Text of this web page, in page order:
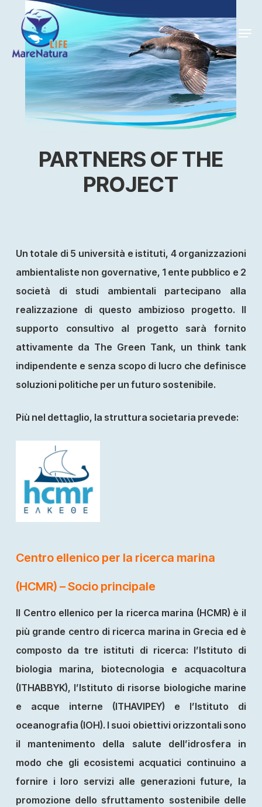
main
PARTNERS OF THE
PROJECT
Un totale di 5 università e istituti, 4 organizzazioni
ambientaliste non governative, 1 ente pubblico e 2
società di studi ambientali partecipano alla
realizzazione di questo ambizioso progetto. Il
supporto consultivo al progetto sarà fornito
attivamente da The Green Tank, un think tank
indipendente e senza scopo di lucro che definisce
soluzioni politiche per un futuro sostenibile.
Più nel dettaglio, la struttura societaria prevede:
Centro ellenico per la ricerca marina
(HCMR) – Socio principale
Il Centro ellenico per la ricerca marina (HCMR) è il
più grande centro di ricerca marina in Grecia ed è
composto da tre istituti di ricerca: l’Istituto di
biologia marina, biotecnologia e acquacoltura
(ITHABBYK), l’Istituto di risorse biologiche marine
e acque interne (ITHAVIPEY) e l’Istituto di
oceanografia (IOH). I suoi obiettivi orizzontali sono
il mantenimento della salute dell’idrosfera in
modo che gli ecosistemi acquatici continuino a
fornire i loro servizi alle generazioni future, la
promozione dello sfruttamento sostenibile delle
Close
Menu